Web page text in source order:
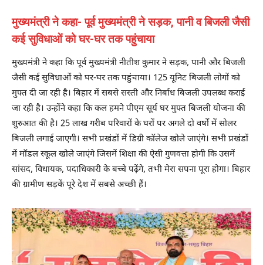
मुख्यमंत्री ने कहा- पूर्व मुख्यमंत्री ने सड़क, पानी व बिजली जैसी
कई सुविधाओं को घर-घर तक पहुंचाया
मुख्यमंत्री ने कहा कि पूर्व मुख्यमंत्री नीतीश कुमार ने सड़क, पानी और बिजली
जैसी कई सुविधाओं को घर-घर तक पहुंचाया। 125 यूनिट बिजली लोगों को
मुफ्त दी जा रही है। बिहार में सबसे सस्ती और निर्बाध बिजली उपलब्ध कराई
जा रही है। उन्होंने कहा कि कल हमने पीएम सूर्य घर मुफ्त बिजली योजना की
शुरुआत की है। 25 लाख गरीब परिवारों के घरों पर अगले दो वर्षों में सोलर
बिजली लगाई जाएगी। सभी प्रखंडों में डिग्री कॉलेज खोले जाएंगे। सभी प्रखंडों
में मॉडल स्कूल खोले जाएंगे जिसमें शिक्षा की ऐसी गुणवत्ता होगी कि उसमें
सांसद, विधायक, पदाधिकारी के बच्चे पढ़ेंगे, तभी मेरा सपना पूरा होगा। बिहार
की ग्रामीण सड़कें पूरे देश में सबसे अच्छी हैं।